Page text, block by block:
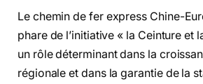
Le chemin de fer express Chine-
phare de l’initiative « la Ceinture et
un rôle déterminant dans la
régionale et dans la garantie de la